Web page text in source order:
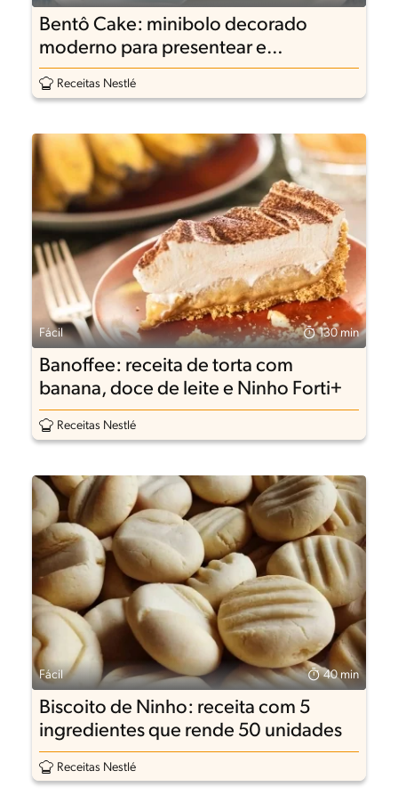
Bentô Cake: minibolo decorado
moderno para presentear e
surpreender
Receitas Nestlé
Fácil 130 min
Banoffee: receita de torta com
banana, doce de leite e Ninho Forti+
Receitas Nestlé
Fácil 40 min
Biscoito de Ninho: receita com 5
ingredientes que rende 50 unidades
Receitas Nestlé